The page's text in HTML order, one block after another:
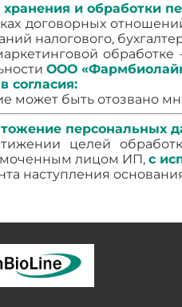
хранения и обработки
договорных
налогового,
ООО
согласия:
может быть отозвано
персональных
целей
лицом ИП, с
наступления